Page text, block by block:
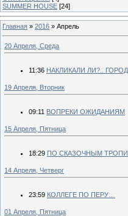
SUMMER HOUSE [24]
Главная » 2016 » Апрель
20 Апреля, Среда
11:36 НАКЛИКАЛИ ЛИ?..
19 Апреля, Вторник
09:11 ВОПРЕКИ ОЖИДАНИЯМ
15 Апреля, Пятница
18:29 ПО СКАЗОЧНЫМ
14 Апреля, Четверг
23:59 КОЛЛЕГЕ ПО ПЕРУ…
01 Апреля, Пятница